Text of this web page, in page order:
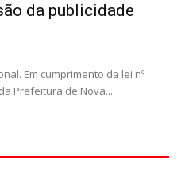
da publicidade
Em cumprimento da lei nº
Prefeitura de Nova...